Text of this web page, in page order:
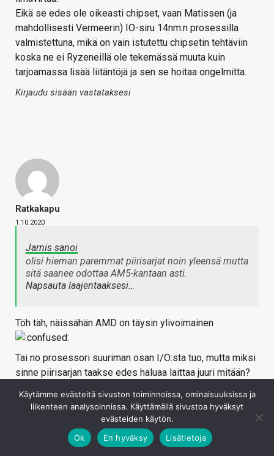
Eikä se edes ole oikeasti chipset, vaan Matissen (ja
mahdollisesti Vermeerin) IO-siru 14nm:n prosessilla
valmistettuna, mikä on vain istutettu chipsetin tehtäviin
koska ne ei Ryzeneillä ole tekemässä muuta kuin
tarjoamassa lisää liitäntöjä ja sen se hoitaa ongelmitta.
Kirjaudu sisään vastataksesi
Ratkakapu
1.10.2020
Jarnis sanoi
olisi hieman paremmat piirisarjat noin yleensä mutta
sitä saanee odottaa AM5-kantaan asti.
Napsauta laajentaaksesi…
Töh täh, näissähän AMD on täysin ylivoimainen
Tai no prosessori suuriman osan I/O:sta tuo, mutta miksi
sinne piirisarjan taakse edes haluaa laittaa juuri mitään?
halvemmatkaan piirisarjat eivät juuri rajoita prosessorin
ominaisuuksia. PCIe 4.0 jos kaipailee niin AMD (ja sen
piirisarjat) tarjoilee, budettialustan kellotuksen kanssa
sama ja taitaa kokonaisuudessaankin olla enemmän pci-
Käytämme evästeitä sivuston toiminnoissa, ominaisuuksissa ja
liikenteen analysoinnissa. Käyttämällä sivustoa hyväksyt
evästeiden käytön.
Ok
En hyväksy Lisätietoja